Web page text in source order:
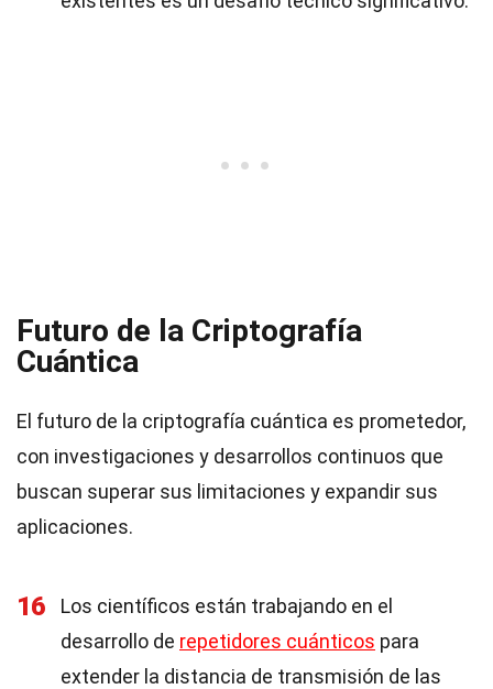
Futuro de la Criptografía
Cuántica
El futuro de la criptografía cuántica es prometedor,
con investigaciones y desarrollos continuos que
buscan superar sus limitaciones y expandir sus
aplicaciones.
16
Los científicos están trabajando en el
desarrollo de repetidores cuánticos para
extender la distancia de transmisión de las